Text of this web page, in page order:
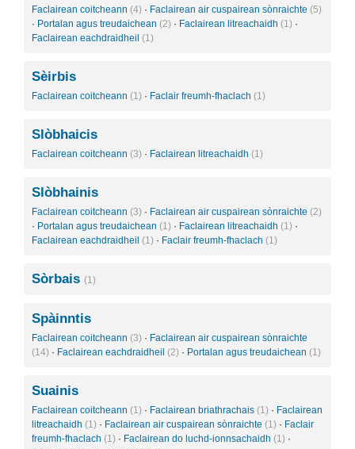
Faclairean coitcheann (4) · Faclairean air cuspairean sònraichte (5)
· Portalan agus treudaichean (2) · Faclairean litreachaidh (1) ·
Faclairean eachdraidheil (1)
Sèirbis
Faclairean coitcheann (1) · Faclair freumh-fhaclach (1)
Slòbhaicis
Faclairean coitcheann (3) · Faclairean litreachaidh (1)
Slòbhainis
Faclairean coitcheann (3) · Faclairean air cuspairean sònraichte (2)
· Portalan agus treudaichean (1) · Faclairean litreachaidh (1) ·
Faclairean eachdraidheil (1) · Faclair freumh-fhaclach (1)
Sòrbais (1)
Spàinntis
Faclairean coitcheann (3) · Faclairean air cuspairean sònraichte
(14) · Faclairean eachdraidheil (2) · Portalan agus treudaichean (1)
Suainis
Faclairean coitcheann (1) · Faclairean briathrachais (1) · Faclairean
litreachaidh (1) · Faclairean air cuspairean sònraichte (1) · Faclair
freumh-fhaclach (1) · Faclairean do luchd-ionnsachaidh (1) ·